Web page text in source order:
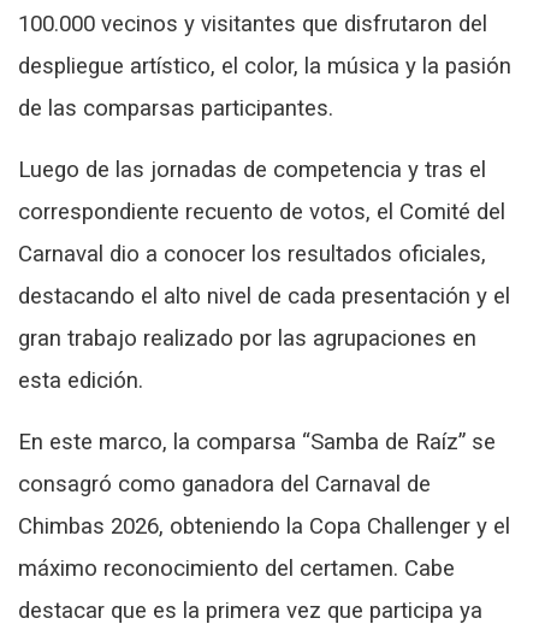
100.000 vecinos y visitantes que disfrutaron del
despliegue artístico, el color, la música y la pasión
de las comparsas participantes.
Luego de las jornadas de competencia y tras el
correspondiente recuento de votos, el Comité del
Carnaval dio a conocer los resultados oficiales,
destacando el alto nivel de cada presentación y el
gran trabajo realizado por las agrupaciones en
esta edición.
En este marco, la comparsa “Samba de Raíz” se
consagró como ganadora del Carnaval de
Chimbas 2026, obteniendo la Copa Challenger y el
máximo reconocimiento del certamen. Cabe
destacar que es la primera vez que participa ya